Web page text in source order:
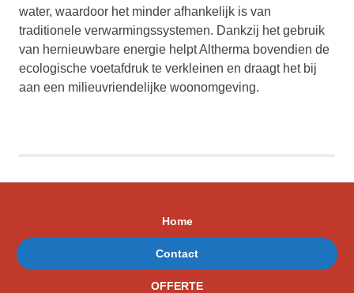
water, waardoor het minder afhankelijk is van
traditionele verwarmingssystemen. Dankzij het gebruik
van hernieuwbare energie helpt Altherma bovendien de
ecologische voetafdruk te verkleinen en draagt het bij
aan een milieuvriendelijke woonomgeving.
Home
Contact
OFFERTE